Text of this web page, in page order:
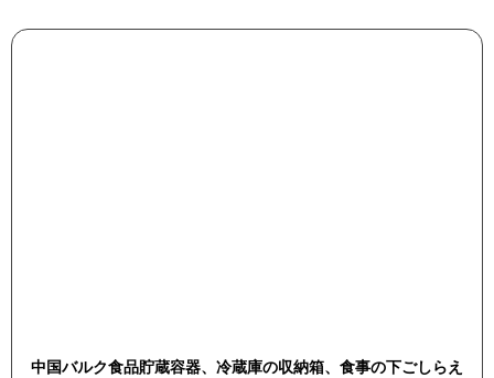
中国バルク食品貯蔵容器、冷蔵庫の収納箱、食事の下ごしらえ